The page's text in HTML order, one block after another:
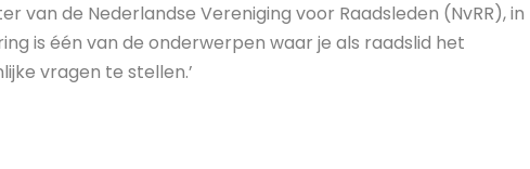
van de Nederlandse Vereniging voor Raadsleden (NvRR), in
is één van de onderwerpen waar je als raadslid het
vragen te stellen.’